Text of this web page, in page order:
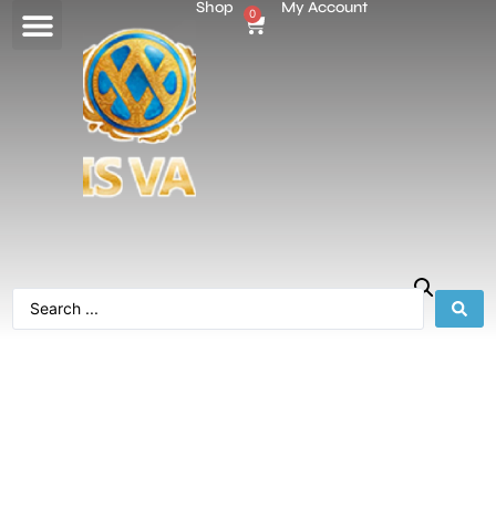
Shop 0 My Account